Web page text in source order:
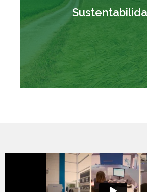
que ayudan a reducir el
energético y la